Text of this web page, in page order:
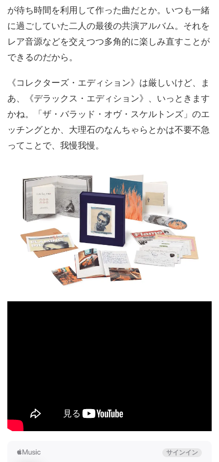
が待ち時間を利用して作った曲だとか。いつも一緒
に過ごしていた二人の最後の共演アルバム。それを
レア音源などを交えつつ多角的に楽しみ直すことが
できるのだから。
《コレクターズ・エディション》は厳しいけど、ま
あ、《デラックス・エディション》、いっときます
かね。「ザ・バラッド・オヴ・スケルトンズ」のエ
ッチングとか、大理石のなんちゃらとかは不要不急
ってことで、我慢我慢。